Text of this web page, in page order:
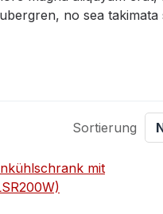
no sea
Sortierung